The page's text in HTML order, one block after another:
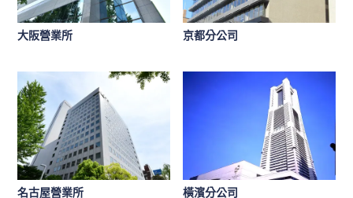
大阪營業所 京都分公司
名古屋營業所 橫濱分公司